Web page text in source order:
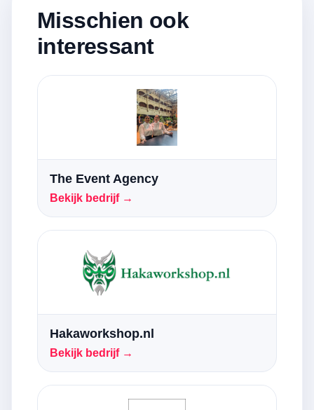
Misschien ook
interessant
The Event Agency
Bekijk bedrijf →
Hakaworkshop.nl
Bekijk bedrijf →